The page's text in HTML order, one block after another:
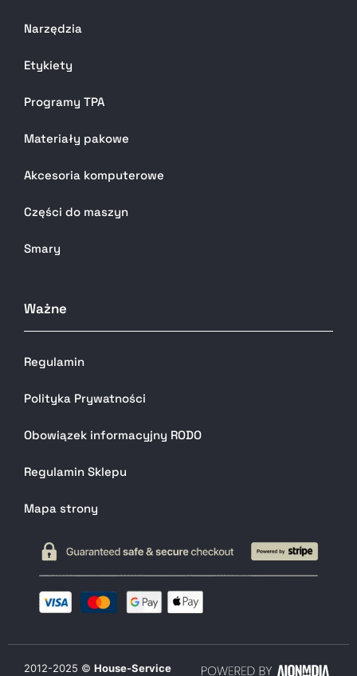
Narzędzia
Etykiety
Programy TPA
Materiały pakowe
Akcesoria komputerowe
Części do maszyn
Smary
Ważne
Regulamin
Polityka Prywatności
Obowiązek informacyjny RODO
Regulamin Sklepu
Mapa strony
2012-2025 © House-Service